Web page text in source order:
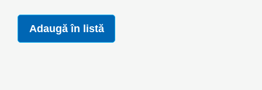
Adaugă în listă